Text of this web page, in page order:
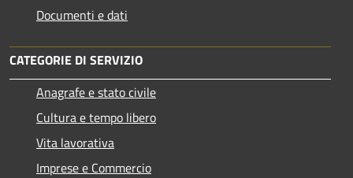
Documenti e dati
CATEGORIE DI SERVIZIO
Anagrafe e stato civile
Cultura e tempo libero
Vita lavorativa
Imprese e Commercio